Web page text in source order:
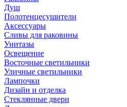
Душ
Полотенцесушители
Аксессуары
Сливы для раковины
Унитазы
Освещение
Восточные светильники
Уличные светильники
Лампочки
Дизайн и отделка
Стеклянные двери